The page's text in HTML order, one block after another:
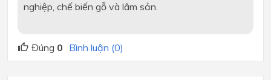
nghiệp, chế biến gỗ và lâm sản.
Đúng 0 Bình luận (0)